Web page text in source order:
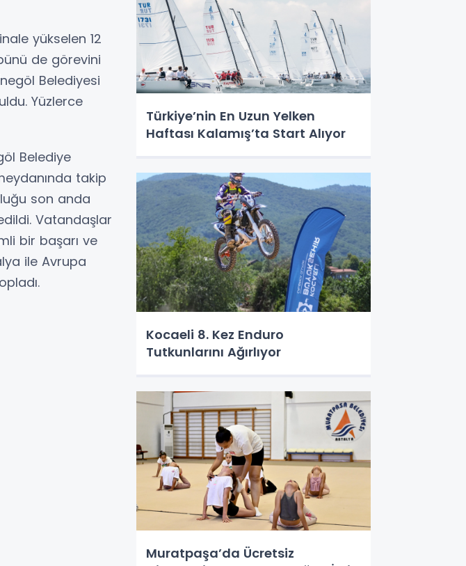
yükselen 12
de görevini
Belediyesi
Yüzlerce
Belediye
takip
son anda
Vatandaşlar
bir başarı ve
ile Avrupa
Türkiye’nin En Uzun Yelken
Haftası Kalamış’ta Start Alıyor
Kocaeli 8. Kez Enduro
Tutkunlarını Ağırlıyor
Muratpaşa’da Ücretsiz